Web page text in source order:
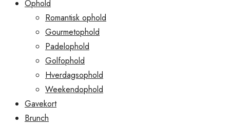
Ophold
Romantisk ophold
Gourmetophold
Padelophold
Golfophold
Hverdagsophold
Weekendophold
Gavekort
Brunch